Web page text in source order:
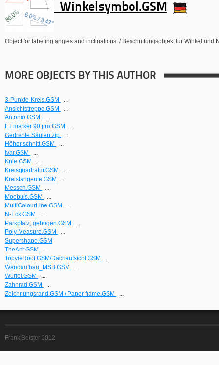
Winkelsymbol.GSM
Object for labeling angles and inclinations. / Beschriftungsobjekt für Winkel und
MORE OBJECTS BY THIS AUTHOR
3-Punkte-Kreis.GSM
...
Ansichtstreppe.GSM
...
Antonio.GSM
...
FT marker 90 pro.GSM
...
Gedrehte Säulen.zip
...
Höhenschnitt.GSM
...
Ivar.GSM
...
Knie.GSM
...
Kreisquadratur.GSM
...
Kreistangente.GSM
...
Messen.GSM
...
Moebuis.GSM
...
MultiColourLine.GSM
...
N-Eck.GSM
...
Parkplatz, gebogen.GSM
...
Poly Measure.GSM
...
Supershape.GSM
TheAnt.GSM
...
TopvieRoof.GSM/Dachaufsicht.GSM
...
Wandaufbau_MSB.GSM
...
Würfel.GSM
...
Zahnrad.GSM
...
Zeichnungsrand.GSM / Paper frame.GSM
...
Frank Beister 2012